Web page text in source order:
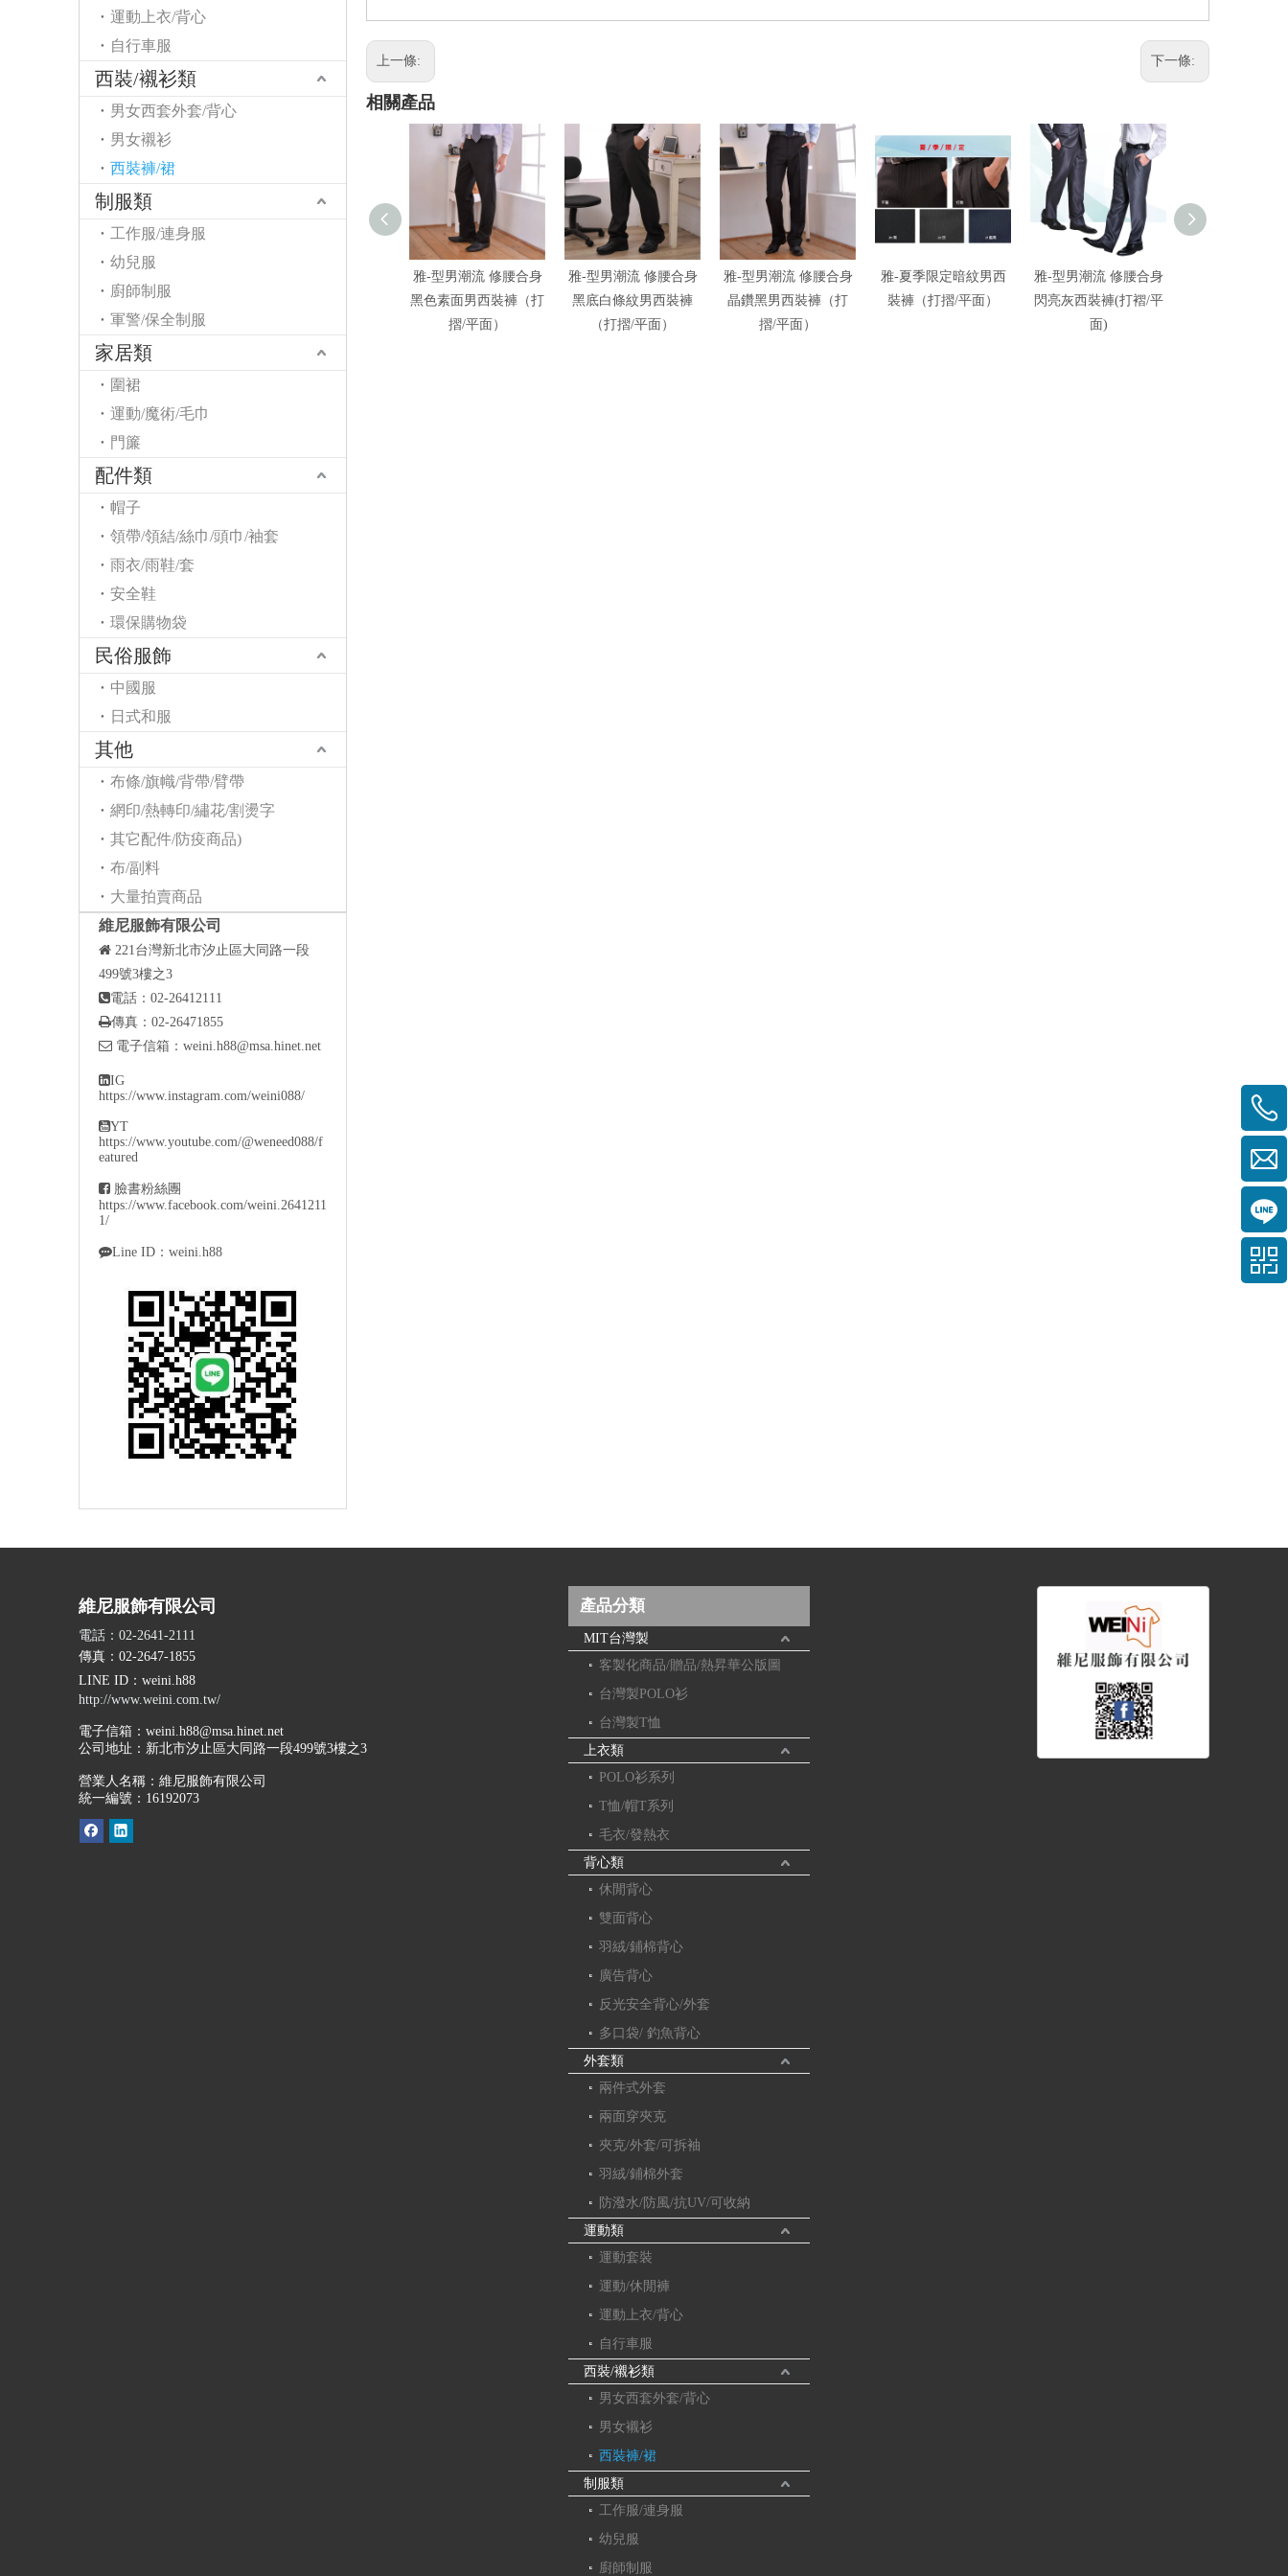
運動上衣/背心
自行車服
西裝/襯衫類
男女西套外套/背心
男女襯衫
西裝褲/裙
制服類
工作服/連身服
幼兒服
廚師制服
軍警/保全制服
家居類
圍裙
運動/魔術/毛巾
門簾
配件類
帽子
領帶/領結/絲巾/頭巾/袖套
雨衣/雨鞋/套
安全鞋
環保購物袋
民俗服飾
中國服
日式和服
其他
布條/旗幟/背帶/臂帶
網印/熱轉印/繡花/割燙字
其它配件/防疫商品)
布/副料
大量拍賣商品
維尼服飾有限公司
 221台灣新北市汐止區大同路一段
499號3樓之3
電話：02-26412111
傳真：02-26471855
 電子信箱： weini.h88@msa.hinet.net
IG
https://www.instagram.com/weini088/
YT
https://www.youtube.com/@weneed088/f
eatured
 臉書粉絲團
https://www.facebook.com/weini.2641211
1/
Line ID：weini.h88
上一條: 下一條:
相關產品
雅-型男潮流 修腰合身
黑色素面男西裝褲（打
摺/平面）
雅-型男潮流 修腰合身
黑底白條紋男西裝褲
（打摺/平面）
雅-型男潮流 修腰合身
晶鑽黑男西裝褲（打
摺/平面）
雅-夏季限定暗紋男西
裝褲（打摺/平面）
雅-型男潮流 修腰合身
閃亮灰西裝褲(打褶/平
面)
維尼服飾有限公司
電話：02-2641-2111
傳真：02-2647-1855
LINE ID ：weini.h88
http://www.weini.com.tw/
電子信箱： weini.h88@msa.hinet.net
公司地址： 新北市汐止區大同路一段499號3樓之3
營業人名稱：維尼服飾有限公司
統一編號：16192073
產品分類
MIT台灣製
客製化商品/贈品/熱昇華公版圖
台灣製POLO衫
台灣製T恤
上衣類
POLO衫系列
T恤/帽T系列
毛衣/發熱衣
背心類
休閒背心
雙面背心
羽絨/鋪棉背心
廣告背心
反光安全背心/外套
多口袋/ 釣魚背心
外套類
兩件式外套
兩面穿夾克
夾克/外套/可拆袖
羽絨/鋪棉外套
防潑水/防風/抗UV/可收納
運動類
運動套裝
運動/休閒褲
運動上衣/背心
自行車服
西裝/襯衫類
男女西套外套/背心
男女襯衫
西裝褲/裙
制服類
工作服/連身服
幼兒服
廚師制服